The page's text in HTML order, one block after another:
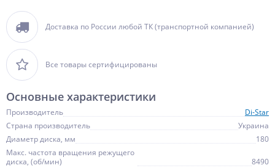
Доставка по России любой ТК (транспортной компанией)
Все товары сертифицированы
Основные характеристики
Производитель
Di-Star
Страна производитель
Украина
Диаметр диска, мм
180
Макс. частота вращения режущего
диска, (об/мин)
8490